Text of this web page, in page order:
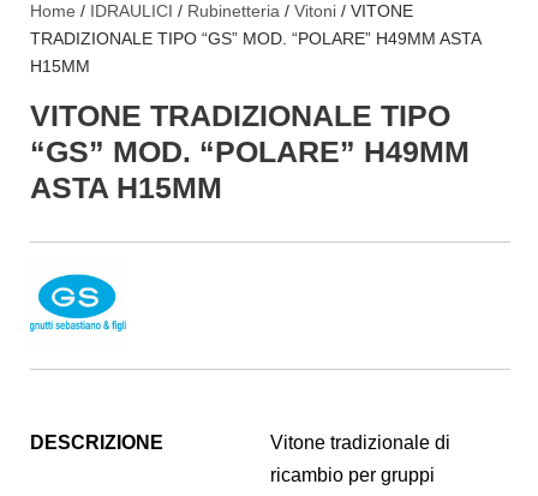
Home / IDRAULICI / Rubinetteria / Vitoni / VITONE
TRADIZIONALE TIPO “GS” MOD. “POLARE” H49MM ASTA
H15MM
VITONE TRADIZIONALE TIPO
“GS” MOD. “POLARE” H49MM
ASTA H15MM
DESCRIZIONE
Vitone tradizionale di
ricambio per gruppi